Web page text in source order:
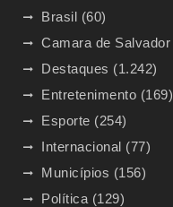
Brasil (60)
Camara de Salvador
Destaques (1.242)
Entretenimento (169)
Esporte (254)
Internacional (77)
Municípios (156)
Política (129)